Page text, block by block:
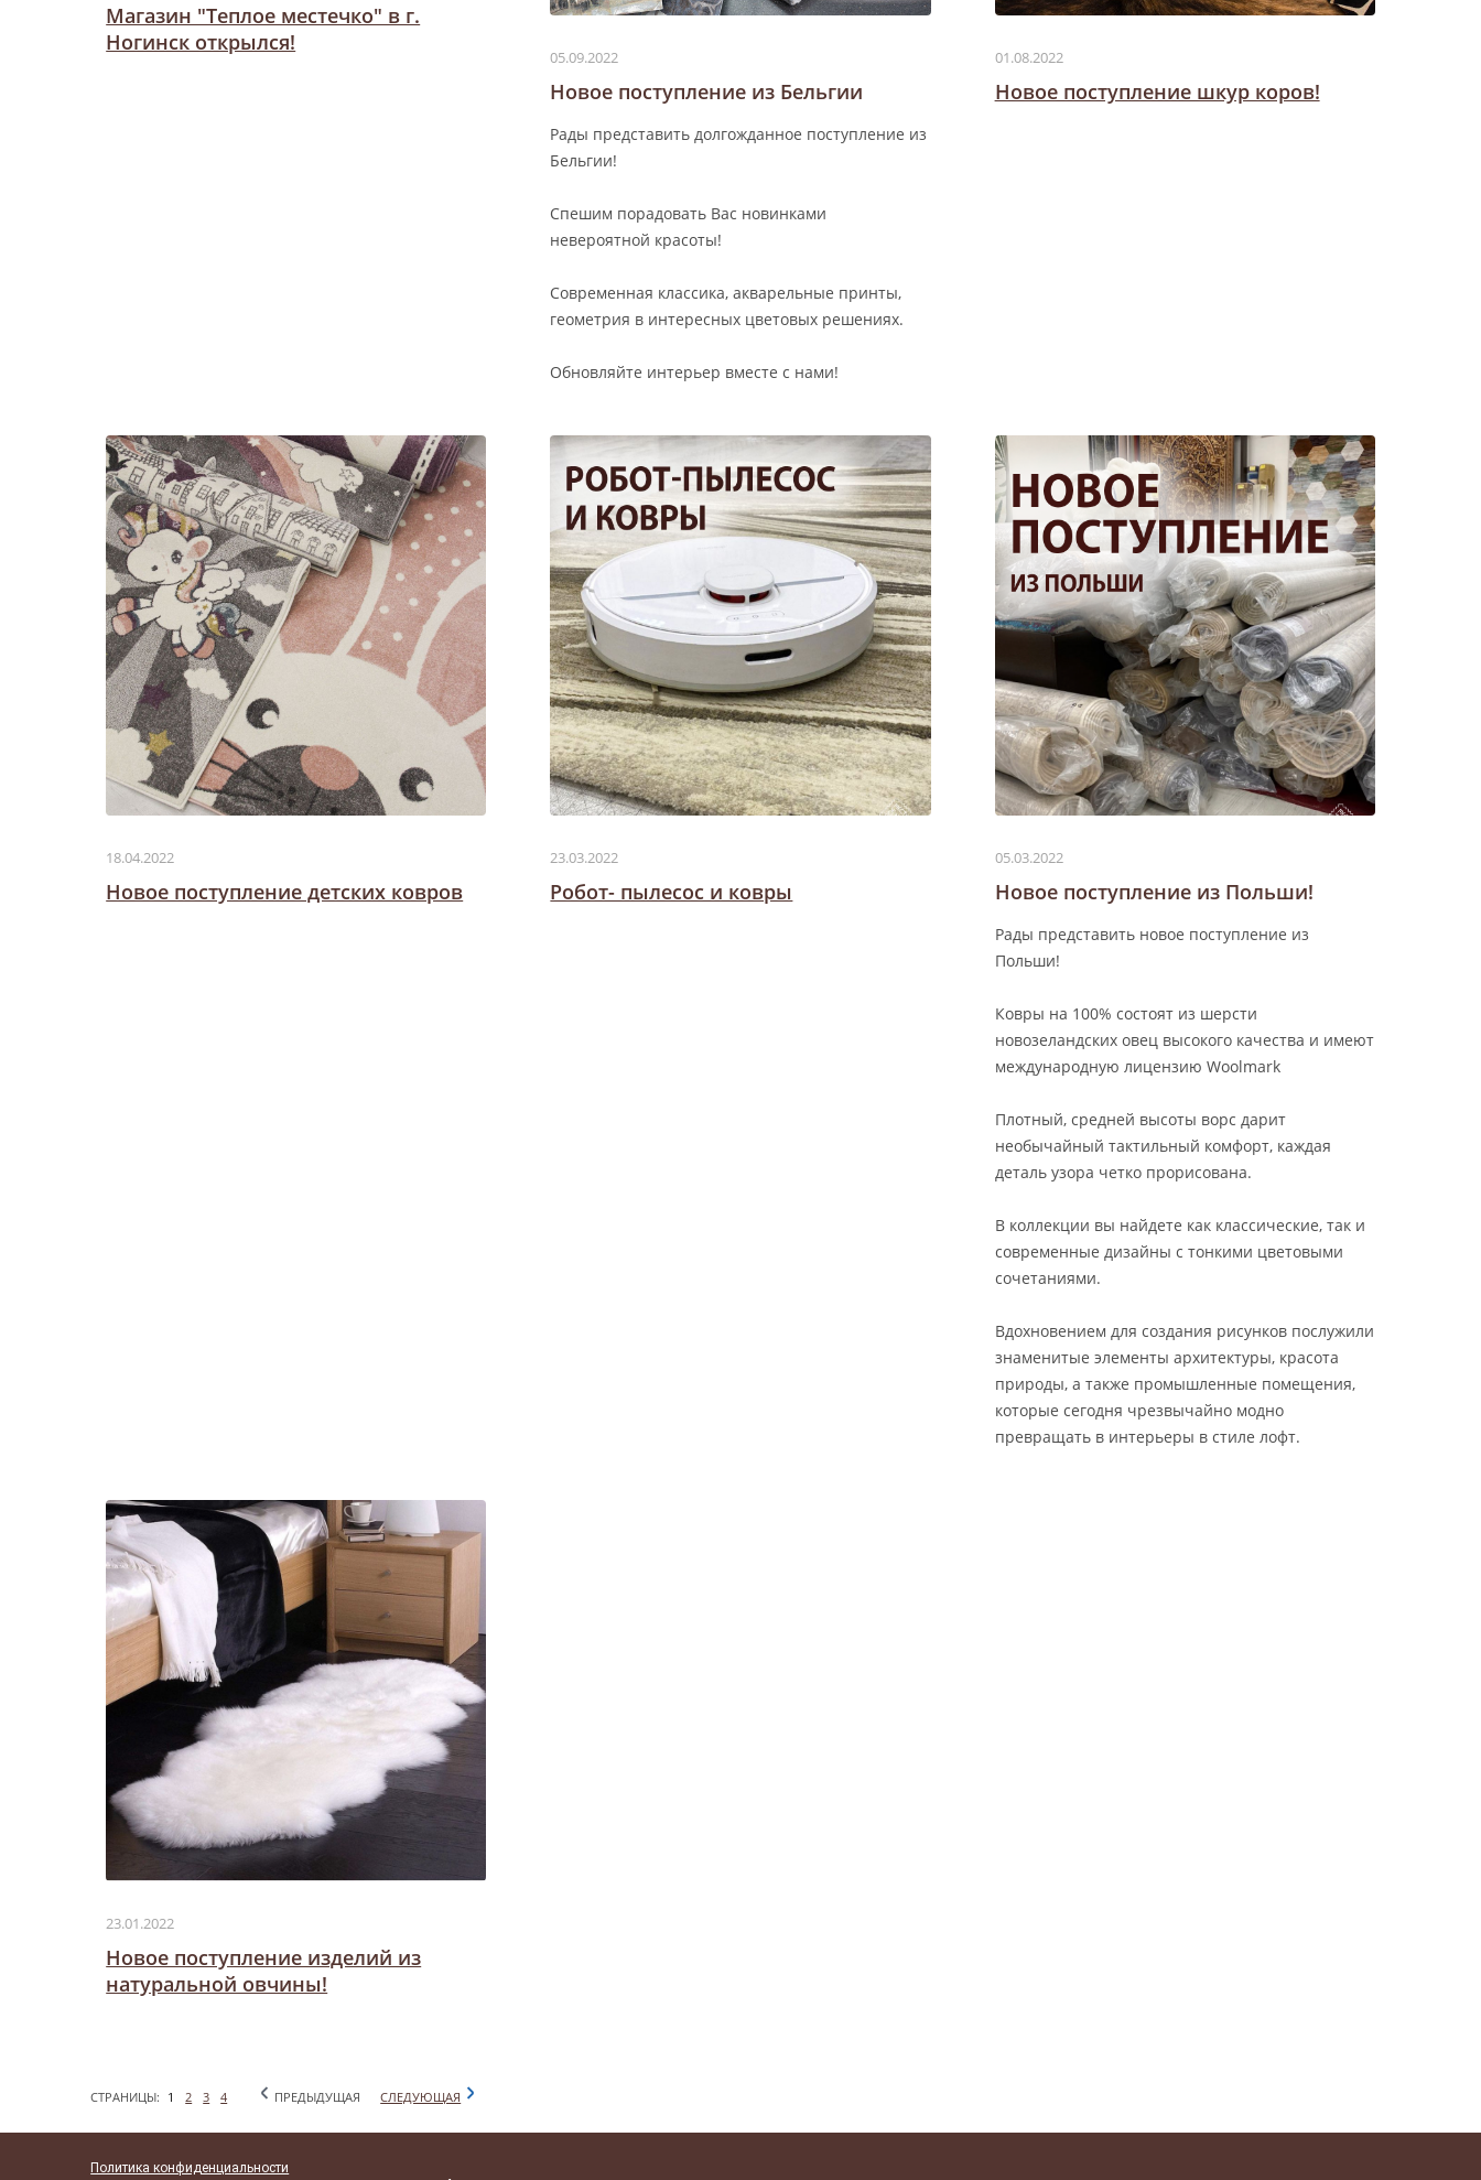
Магазин "Теплое местечко" в г.
Ногинск открылся!
05.09.2022
Новое поступление из Бельгии
Рады представить долгожданное поступление из
Бельгии!
Спешим порадовать Вас новинками
невероятной красоты!
Современная классика, акварельные принты,
геометрия в интересных цветовых решениях.
Обновляйте интерьер вместе с нами!
01.08.2022
Новое поступление шкур коров!
18.04.2022
Новое поступление детских ковров
23.03.2022
Робот- пылесос и ковры
05.03.2022
Новое поступление из Польши!
Рады представить новое поступление из
Польши!
Ковры на 100% состоят из шерсти
новозеландских овец высокого качества и имеют
международную лицензию Woolmark
Плотный, средней высоты ворс дарит
необычайный тактильный комфорт, каждая
деталь узора четко прорисована.
В коллекции вы найдете как классические, так и
современные дизайны с тонкими цветовыми
сочетаниями.
Вдохновением для создания рисунков послужили
знаменитые элементы архитектуры, красота
природы, а также промышленные помещения,
которые сегодня чрезвычайно модно
превращать в интерьеры в стиле лофт.
23.01.2022
Новое поступление изделий из
натуральной овчины!
СТРАНИЦЫ: 1 2 3 4 ПРЕДЫДУЩАЯ СЛЕДУЮЩАЯ
Политика конфиденциальности